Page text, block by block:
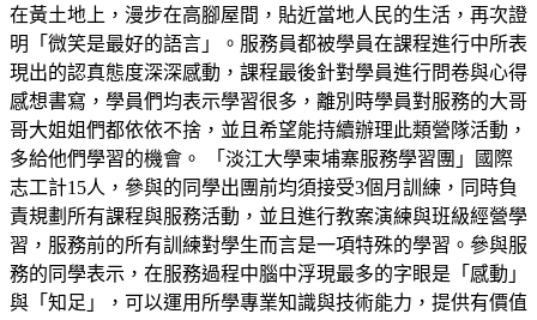
在黃土地上，漫步在高腳屋間，貼近當地人民的生活，再次證
明「微笑是最好的語言」。服務員都被學員在課程進行中所表
現出的認真態度深深感動，課程最後針對學員進行問卷與心得
感想書寫，學員們均表示學習很多，離別時學員對服務的大哥
哥大姐姐們都依依不捨，並且希望能持續辦理此類營隊活動，
多給他們學習的機會。 「淡江大學柬埔寨服務學習團」國際
志工計15人，參與的同學出團前均須接受3個月訓練，同時負
責規劃所有課程與服務活動，並且進行教案演練與班級經營學
習，服務前的所有訓練對學生而言是一項特殊的學習。參與服
務的同學表示，在服務過程中腦中浮現最多的字眼是「感動」
與「知足」，可以運用所學專業知識與技術能力，提供有價值